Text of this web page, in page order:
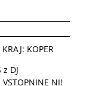
KOPER
DJ
NI!